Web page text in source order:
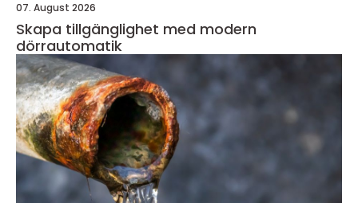
07. August 2026
Skapa tillgänglighet med modern
dörrautomatik